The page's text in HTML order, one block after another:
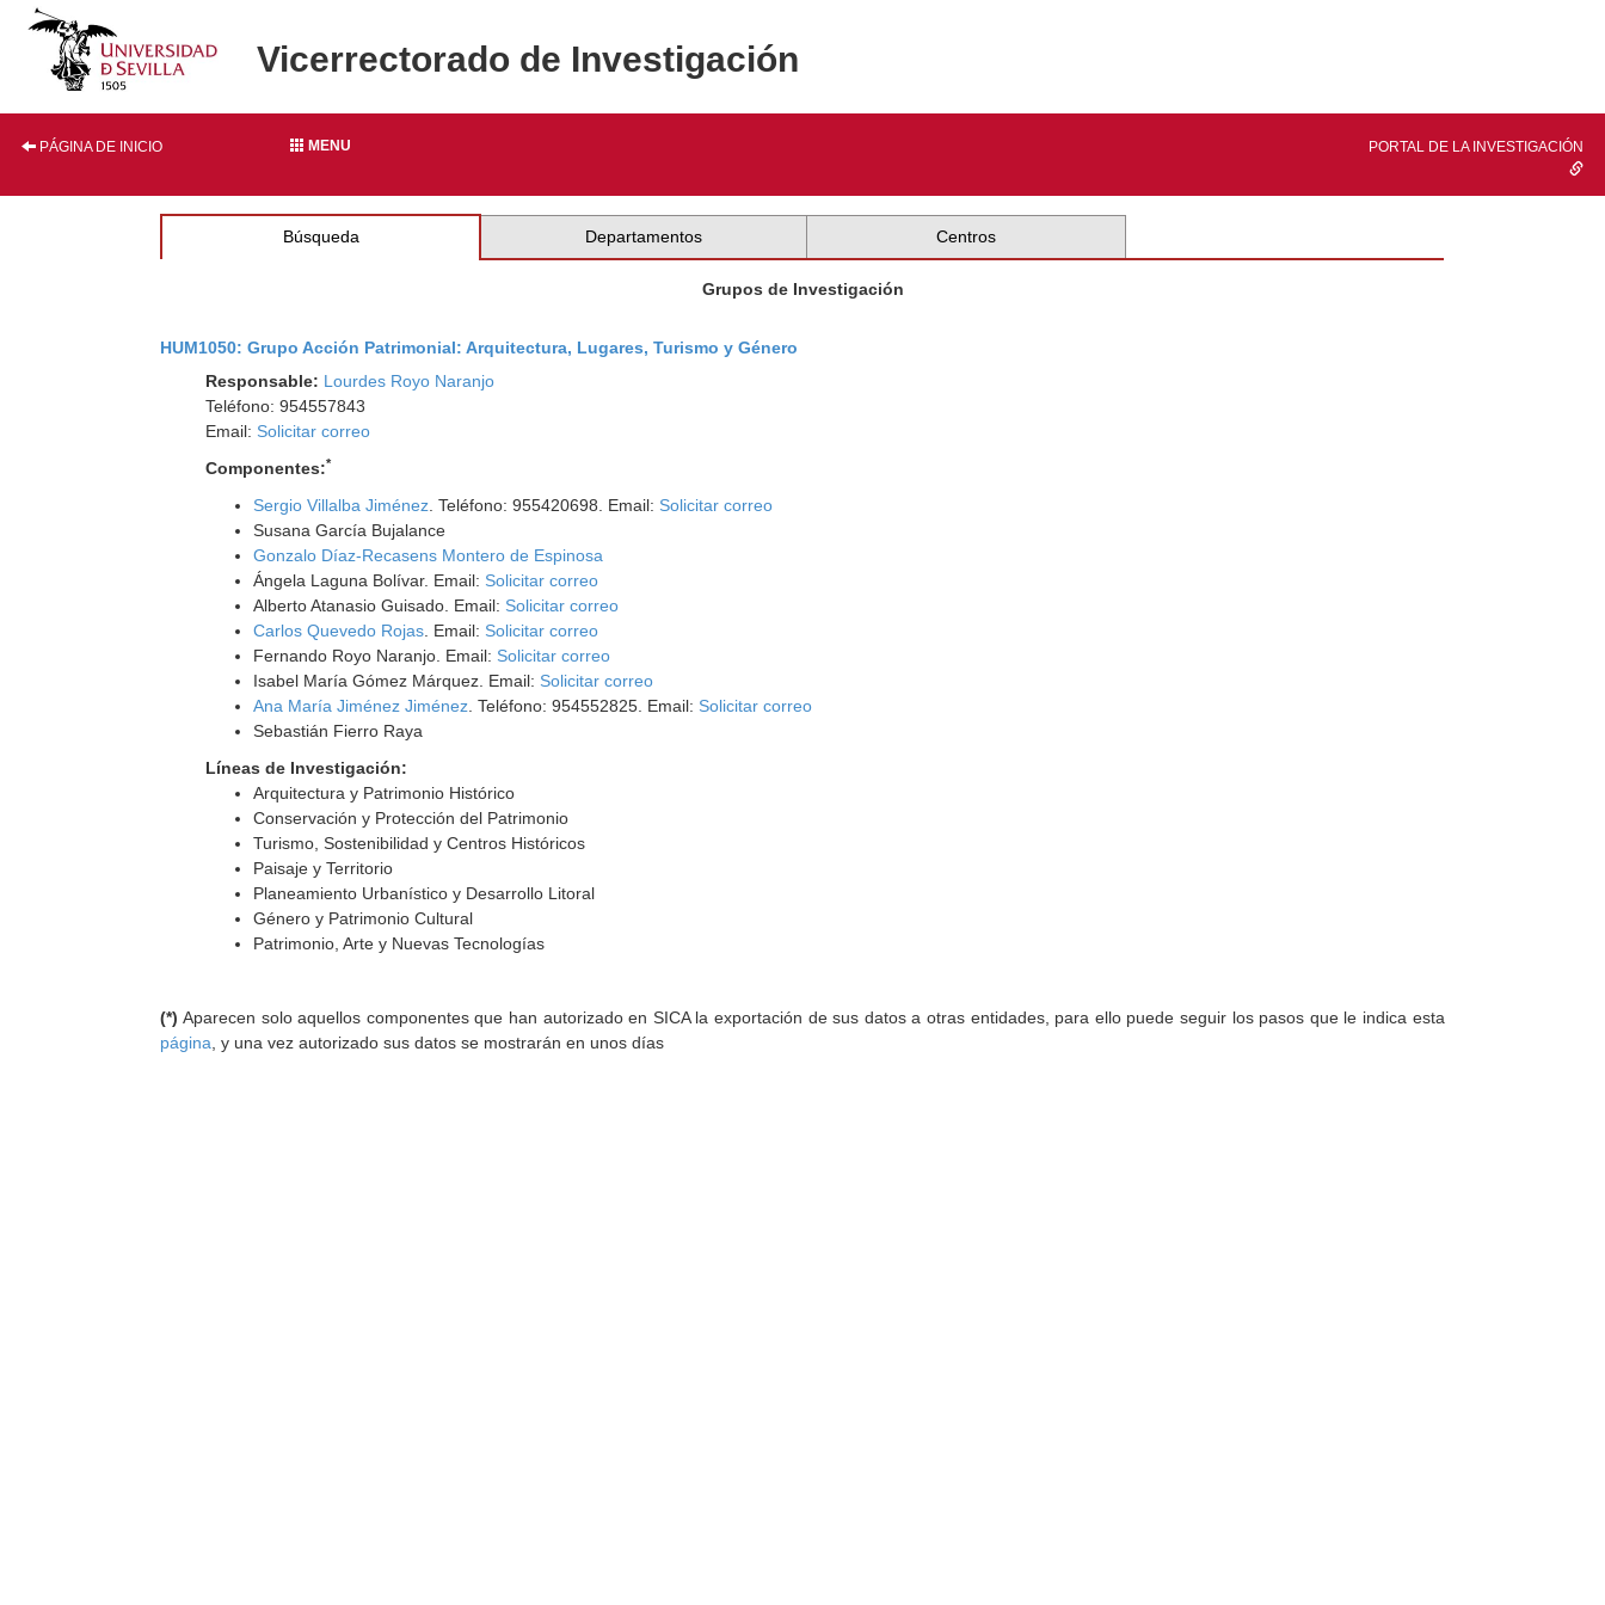
Vicerrectorado de Investigación
PÁGINA DE INICIO MENU PORTAL DE LA INVESTIGACIÓN
Búsqueda Departamentos Centros
Grupos de Investigación
HUM1050: Grupo Acción Patrimonial: Arquitectura, Lugares, Turismo y Género
Responsable: Lourdes Royo Naranjo
Teléfono: 954557843
Email: Solicitar correo
Componentes:*
Sergio Villalba Jiménez . Teléfono: 955420698. Email: Solicitar correo
Susana García Bujalance
Gonzalo Díaz-Recasens Montero de Espinosa
Ángela Laguna Bolívar. Email: Solicitar correo
Alberto Atanasio Guisado. Email: Solicitar correo
Carlos Quevedo Rojas . Email: Solicitar correo
Fernando Royo Naranjo. Email: Solicitar correo
Isabel María Gómez Márquez. Email: Solicitar correo
Ana María Jiménez Jiménez . Teléfono: 954552825. Email: Solicitar correo
Sebastián Fierro Raya
Líneas de Investigación:
Arquitectura y Patrimonio Histórico
Conservación y Protección del Patrimonio
Turismo, Sostenibilidad y Centros Históricos
Paisaje y Territorio
Planeamiento Urbanístico y Desarrollo Litoral
Género y Patrimonio Cultural
Patrimonio, Arte y Nuevas Tecnologías
(*) Aparecen solo aquellos componentes que han autorizado en SICA la exportación de sus datos a otras entidades, para ello puede seguir los pasos que le indica esta
página , y una vez autorizado sus datos se mostrarán en unos días